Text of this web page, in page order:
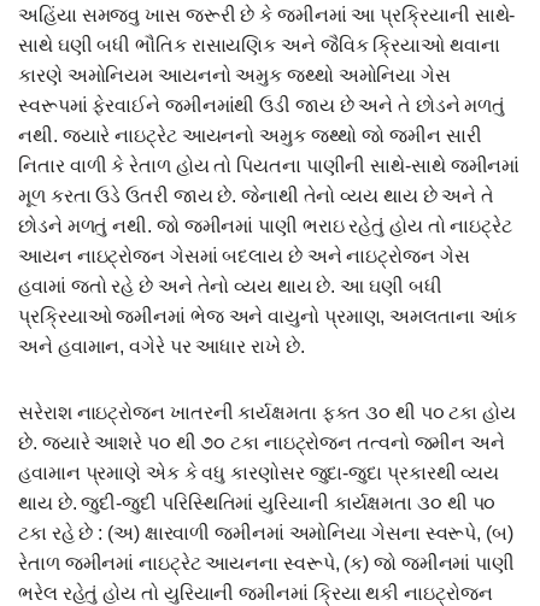
અહિંયા સમજવુ ખાસ જરૂરી છે કે જમીનમાં આ પ્રક્રિયાની સાથે-
સાથે ઘણી બધી ભૌતિક રાસાયણિક અને જૈવિક ક્રિયાઓ થવાના
કારણે અમોનિયમ આયનનો અમુક જથ્થો અમોનિયા ગેસ
સ્વરૂપમાં ફેરવાઈને જમીનમાંથી ઉડી જાય છે અને તે છોડને મળતું
નથી. જયારે નાઇટ્રેટ આયનનો અમુક જથ્થો જો જમીન સારી
નિતાર વાળી કે રેતાળ હોય તો પિયતના પાણીની સાથે-સાથે જમીનમાં
મૂળ કરતા ઉડે ઉતરી જાય છે. જેનાથી તેનો વ્યય થાય છે અને તે
છોડને મળતું નથી. જો જમીનમાં પાણી ભરાઇ રહેતું હોય તો નાઇટ્રેટ
આયન નાઇટ્રોજન ગેસમાં બદલાય છે અને નાઇટ્રોજન ગેસ
હવામાં જતો રહે છે અને તેનો વ્યય થાય છે. આ ઘણી બધી
પ્રક્રિયાઓ જમીનમાં ભેજ અને વાયુનો પ્રમાણ, અમલતાના આંક
અને હવામાન, વગેરે પર આધાર રાખે છે.
સરેરાશ નાઇટ્રોજન ખાતરની કાર્યક્ષમતા ફકત ૩૦ થી પ૦ ટકા હોય
છે. જયારે આશરે પ૦ થી ૭૦ ટકા નાઇટ્રોજન તત્વનો જમીન અને
હવામાન પ્રમાણે એક કે વધુ કારણોસર જુદા-જુદા પ્રકારથી વ્યય
થાય છે. જુદી-જુદી પરિસ્થિતિમાં યુરિયાની કાર્યક્ષમતા ૩૦ થી પ૦
ટકા રહે છે : (અ) ક્ષારવાળી જમીનમાં અમોનિયા ગેસના સ્વરૂપે, (બ)
રેતાળ જમીનમાં નાઇટ્રેટ આયનના સ્વરૂપે, (ક) જો જમીનમાં પાણી
ભરેલ રહેતું હોય તો યુરિયાની જમીનમાં ક્રિયા થકી નાઇટ્રોજન